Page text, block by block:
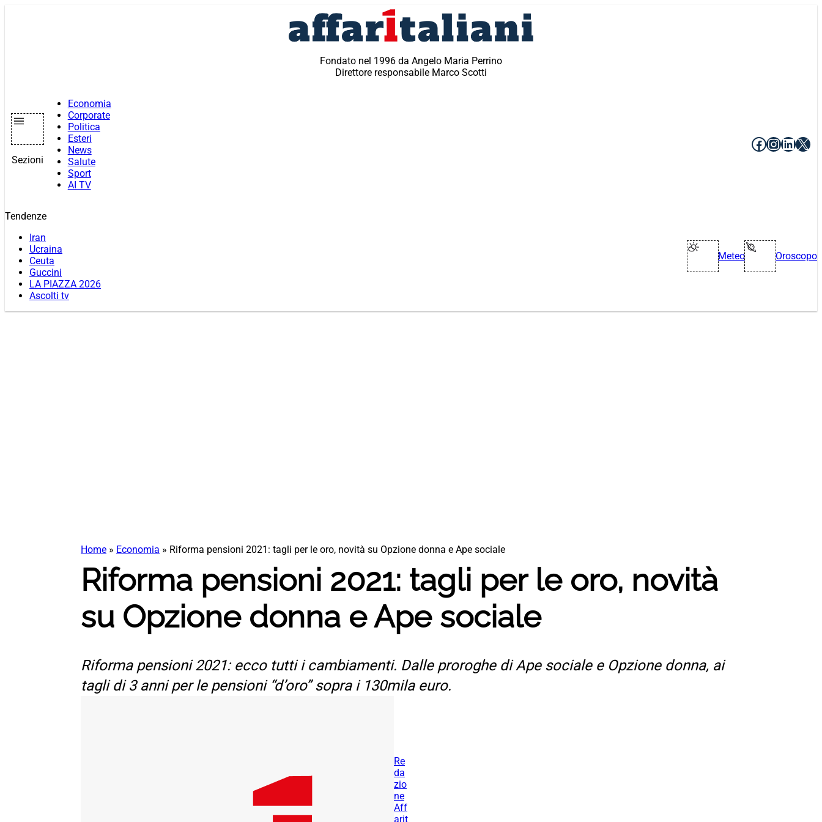
Fondato nel 1996 da Angelo Maria Perrino
Direttore responsabile Marco Scotti
Sezioni
Economia
Corporate
Politica
Esteri
News
Salute
Sport
AI TV
Facebook
X
Tendenze
Iran
Ucraina
Ceuta
Guccini
LA PIAZZA 2026
Ascolti tv
Meteo Oroscopo
Home » Economia » Riforma pensioni 2021: tagli per le oro, novità su Opzione donna e Ape sociale
Riforma pensioni 2021: tagli per le oro, novità
su Opzione donna e Ape sociale
Riforma pensioni 2021: ecco tutti i cambiamenti. Dalle proroghe di Ape sociale e Opzione donna, ai
tagli di 3 anni per le pensioni “d’oro” sopra i 130mila euro.
Re
da
zio
ne
Aff
arit